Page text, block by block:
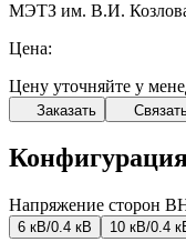
МЭТЗ им. В.И.
Цена:
Цену уточняйте у
Заказать
Напряжение сторон
6 кВ/0.4 кВ 10 кВ/0.4